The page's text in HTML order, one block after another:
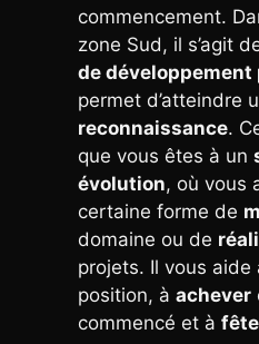
commencement.
zone Sud, il s’agit
de développement
permet d’atteindre
reconnaissance.
que vous êtes à un
évolution, où vous
certaine forme de
domaine ou de
projets. Il vous aide
position, à achever
commencé et à